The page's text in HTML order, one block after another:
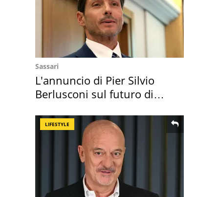
Sassari
L'annuncio di Pier Silvio
Berlusconi sul futuro di
LIFESTYLE